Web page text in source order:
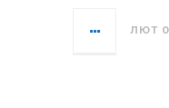
ЛЮТ